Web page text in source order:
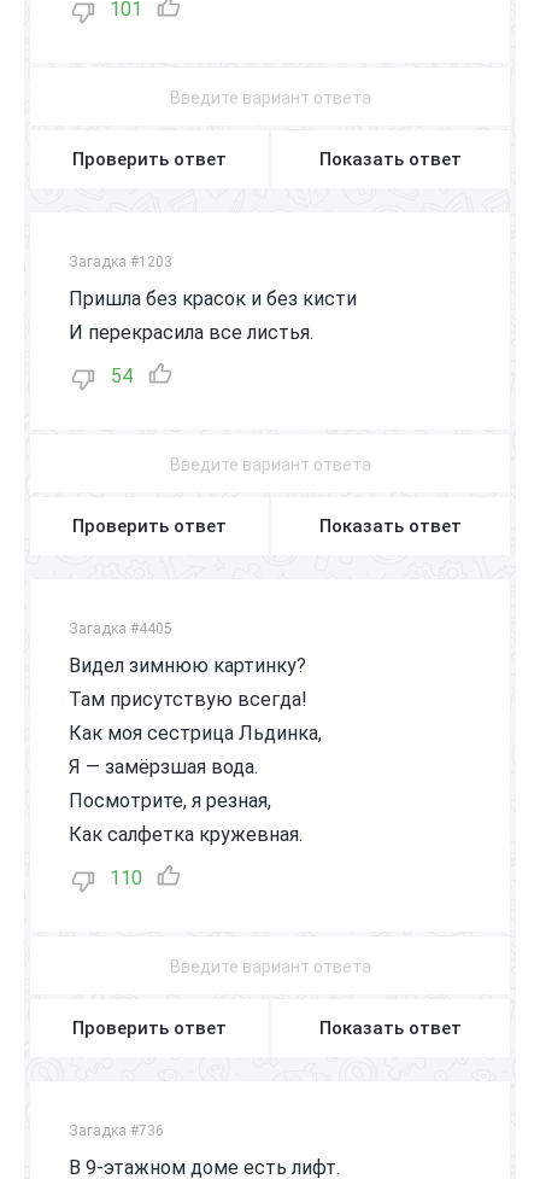
101
Проверить ответ Показать ответ
Загадка #1203
Пришла без красок и без кисти
И перекрасила все листья.
54
Проверить ответ Показать ответ
Загадка #4405
Видел зимнюю картинку?
Там присутствую всегда!
Как моя сестрица Льдинка,
Я — замёрзшая вода.
Посмотрите, я резная,
Как салфетка кружевная.
110
Проверить ответ Показать ответ
Загадка #736
В 9-этажном доме есть лифт.